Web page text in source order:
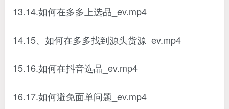
13.14.如何在多多上选品_ev.mp4
14.15、如何在多多找到源头货源_ev.mp4
15.16.如何在抖音选品_ev.mp4
16.17.如何避免面单问题_ev.mp4